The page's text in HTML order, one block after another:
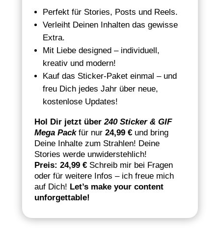
Perfekt für Stories, Posts und Reels.
Verleiht Deinen Inhalten das gewisse
Extra.
Mit Liebe designed – individuell,
kreativ und modern!
Kauf das Sticker-Paket einmal – und
freu Dich jedes Jahr über neue,
kostenlose Updates!
Hol Dir jetzt über240 Sticker & GIF
Mega Packfür nur 24,99 €und bring
Deine Inhalte zum Strahlen! Deine
Stories werde unwiderstehlich!
Preis: 24,99 €Schreib mir bei Fragen
oder für weitere Infos – ich freue mich
auf Dich! Let’s make your content
unforgettable!